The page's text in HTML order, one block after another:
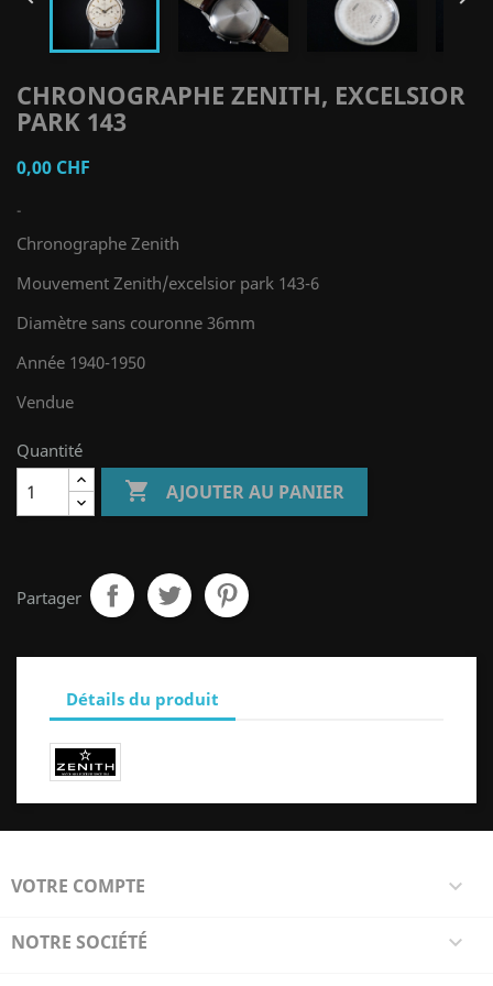
CHRONOGRAPHE ZENITH, EXCELSIOR
PARK 143
0,00 CHF
-
Chronographe Zenith
Mouvement Zenith/excelsior park 143-6
Diamètre sans couronne 36mm
Année 1940-1950
Vendue
Quantité
 AJOUTER AU PANIER
Partager
Détails du produit
VOTRE COMPTE 
NOTRE SOCIÉTÉ 